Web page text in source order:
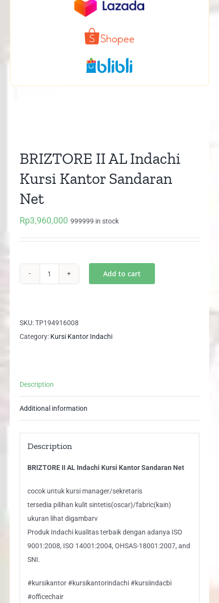
BRIZTORE II AL Indachi
Kursi Kantor Sandaran
Net
Rp3,960,000 999999 in stock
Indachi
Kursi
quantity
Add to cart
SKU:TP194916008
Category: Kursi Kantor Indachi
Description
Additional information
Description
BRIZTORE II AL Indachi Kursi Kantor Sandaran Net
cocok untuk kursi manager/sekretaris
tersedia pilihan kulit sintetis(oscar)/fabric(kain)
ukuran lihat digambarv
Produk Indachi kualitas terbaik dengan adanya ISO
9001:2008, ISO 14001:2004, OHSAS-18001:2007, and
SNI.
#kursikantor #kursikantorindachi #kursiindacbi
#officechair